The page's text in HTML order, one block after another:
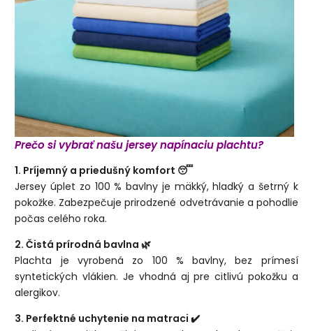
Prečo si vybrať našu jersey napínaciu plachtu?
1. Príjemný a priedušný komfort 😴
Jersey úplet zo 100 % bavlny je mäkký, hladký a šetrný k
pokožke. Zabezpečuje prirodzené odvetrávanie a pohodlie
počas celého roka.
2. Čistá prírodná bavlna 🌿
Plachta je vyrobená zo 100 % bavlny, bez prímesí
syntetických vlákien. Je vhodná aj pre citlivú pokožku a
alergikov.
3. Perfektné uchytenie na matraci ✔️